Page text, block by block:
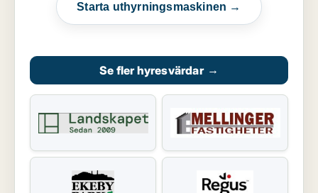
Starta uthyrningsmaskinen →
Se fler hyresvärdar →